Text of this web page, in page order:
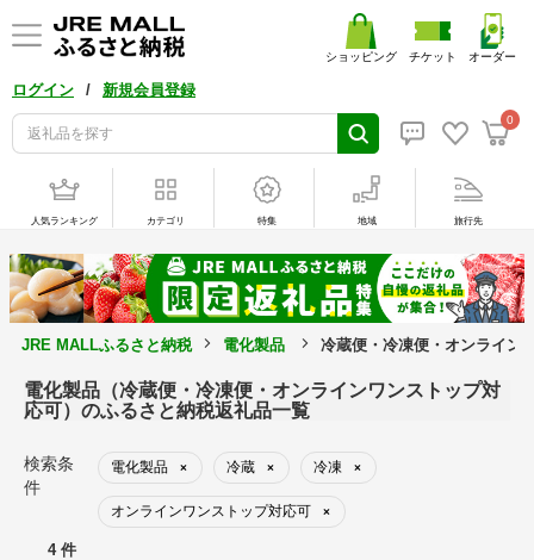
ログイン / 新規会員登録
0
ショッピング チケット オーダー
人気ランキング カテゴリ 特集 地域 旅行先
JRE MALLふるさと納税 電化製品 冷蔵便・冷凍便・オンライン
電化製品（冷蔵便・冷凍便・オンラインワンストップ対
応可）のふるさと納税返礼品一覧
検索条
件
電化製品 × 冷蔵 × 冷凍 ×
オンラインワンストップ対応可 ×
4 件